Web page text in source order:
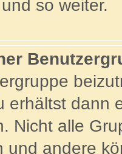
so weiter.
erhältst dann
Nicht alle
und andere